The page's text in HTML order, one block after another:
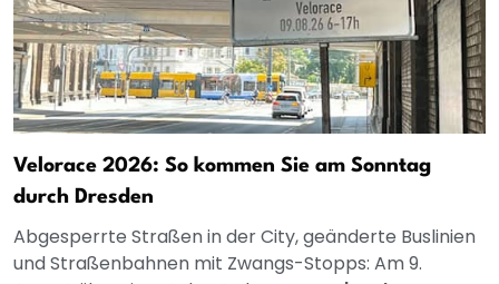
Velorace 2026: So kommen Sie am Sonntag
durch Dresden
Abgesperrte Straßen in der City, geänderte Buslinien
und Straßenbahnen mit Zwangs-Stopps: Am 9.